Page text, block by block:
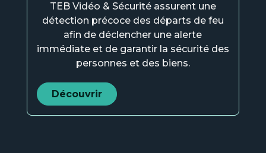
TEB Vidéo & Sécurité assurent une
détection précoce des départs de feu
afin de déclencher une alerte
immédiate et de garantir la sécurité des
personnes et des biens.
Découvrir